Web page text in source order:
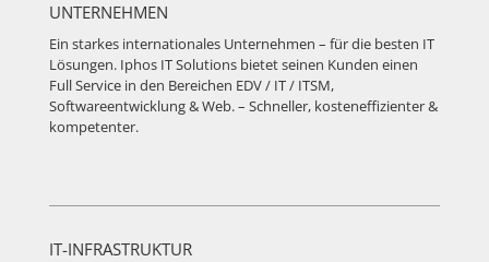
UNTERNEHMEN
Ein starkes internationales Unternehmen – für die besten IT
Lösungen. Iphos IT Solutions bietet seinen Kunden einen
Full Service in den Bereichen EDV / IT / ITSM,
Softwareentwicklung & Web. – Schneller, kosteneffizienter &
kompetenter.
IT-INFRASTRUKTUR